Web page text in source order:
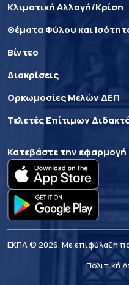
Κλιματική Αλλαγή/Κρίση
Θέματα Φύλου και
Βίντεο
Διακρίσεις
Ορκωμοσίες Μελών ΔΕΠ
Τελετές Επίτιμων
Κατεβάστε την εφαρμογή
ΕΚΠΑ © 2026. Με επιφύλαξη
Πολιτική